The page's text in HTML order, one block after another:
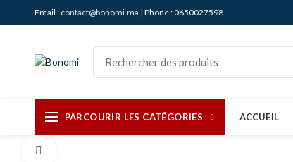
Email : contact@bonomi.ma | Phone : 0650027598
PARCOURIR LES CATÉGORIES ACCUEIL